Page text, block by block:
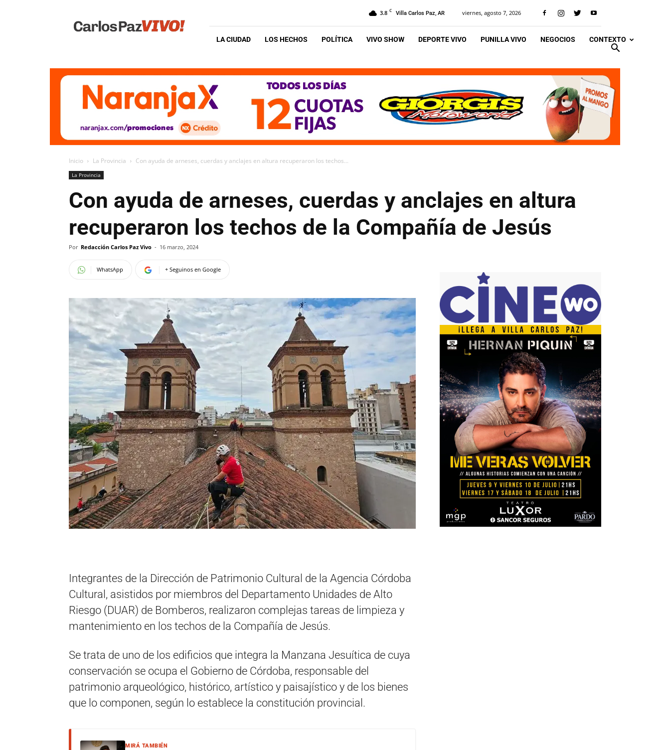
Vivo
3.8 C Villa Carlos Paz, AR viernes, agosto 7, 2026
LA CIUDAD LOS HECHOS POLÍTICA VIVO SHOW DEPORTE VIVO PUNILLA VIVO NEGOCIOS CONTEXTO
Inicio La Provincia Con ayuda de arneses, cuerdas y anclajes en altura recuperaron los techos...
La Provincia
Con ayuda de arneses, cuerdas y anclajes en altura
recuperaron los techos de la Compañía de Jesús
Por Redacción Carlos Paz Vivo - 16 marzo, 2024
WhatsApp + Seguinos en Google
Integrantes de la Dirección de Patrimonio Cultural de la Agencia Córdoba
Cultural, asistidos por miembros del Departamento Unidades de Alto
Riesgo (DUAR) de Bomberos, realizaron complejas tareas de limpieza y
mantenimiento en los techos de la Compañía de Jesús.
Se trata de uno de los edificios que integra la Manzana Jesuítica de cuya
conservación se ocupa el Gobierno de Córdoba, responsable del
patrimonio arqueológico, histórico, artístico y paisajístico y de los bienes
que lo componen, según lo establece la constitución provincial.
MIRÁ TAMBIÉN